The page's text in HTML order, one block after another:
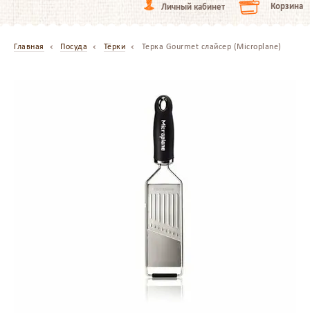
Личный кабинет Корзина
Главная Посуда Тёрки Терка Gourmet слайсер (Microplane)